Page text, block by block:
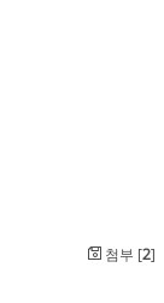
첨부 [2]